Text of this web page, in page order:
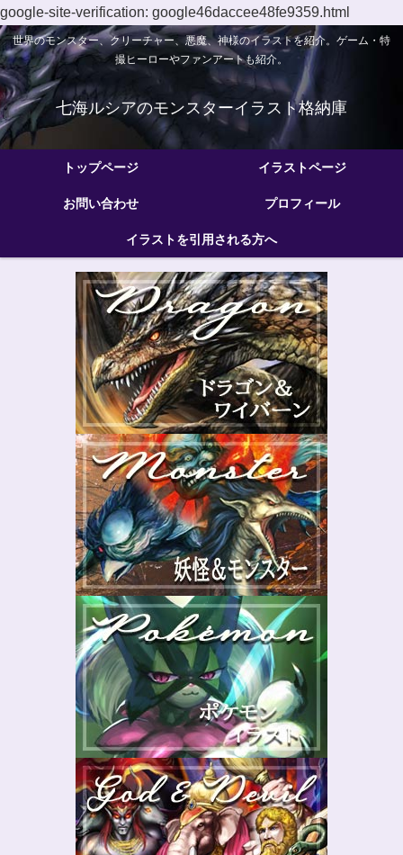
google-site-verification: google46daccee48fe9359.html
世界のモンスター、クリーチャー、悪魔、神様のイラストを紹介。ゲーム・特
撮ヒーローやファンアートも紹介。
七海ルシアのモンスターイラスト格納庫
トップページ イラストページ
お問い合わせ プロフィール
イラストを引用される方へ